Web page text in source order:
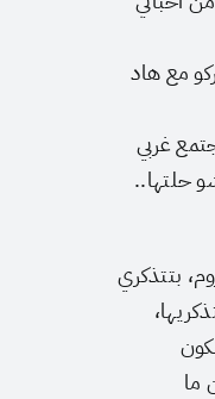
مع هاد
غربي
حلتها..
بتتذكري
ما